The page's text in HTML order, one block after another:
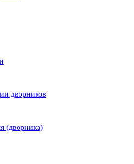
дворников
(дворника)